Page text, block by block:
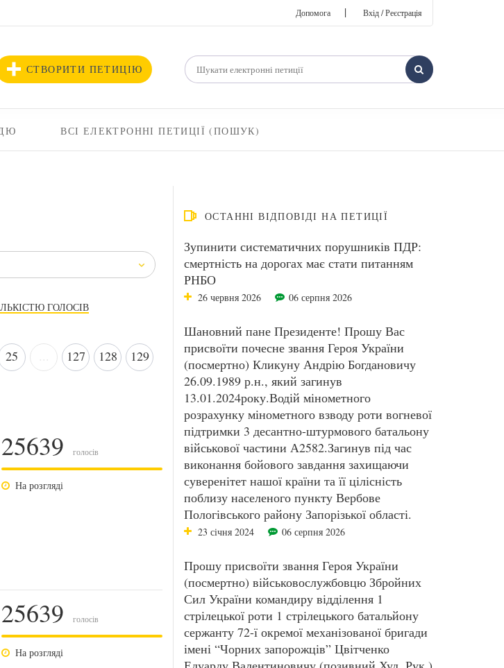
Допомога | Вхід / Реєстрація
СТВОРИТИ ПЕТИЦІЮ
ВСІ ЕЛЕКТРОННІ ПЕТИЦІЇ (ПОШУК)
ГОЛОСІВ
25 127 128 129
25639 голосів
На розгляді
25639 голосів
На розгляді
ОСТАННІ ВІДПОВІДІ НА ПЕТИЦІЇ
Зупинити систематичних порушників ПДР:
смертність на дорогах має стати питанням
РНБО
26 червня 2026 06 серпня 2026
Шановний пане Президенте! Прошу Вас
присвоїти почесне звання Героя України
(посмертно) Кликуну Андрію Богдановичу
26.09.1989 р.н., який загинув
13.01.2024року.Водій мінометного
розрахунку мінометного взводу роти вогневої
підтримки 3 десантно-штурмового батальону
військової частини А2582.Загинув під час
виконання бойового завдання захищаючи
суверенітет нашої країни та її цілісність
поблизу населеного пункту Вербове
Пологівського району Запорізької області.
23 січня 2024 06 серпня 2026
Прошу присвоїти звання Героя України
(посмертно) військовослужбовцю Збройних
Сил України командиру відділення 1
стрілецької роти 1 стрілецького батальйону
сержанту 72-ї окремої механізованої бригади
імені “Чорних запорожців” Цвітченко